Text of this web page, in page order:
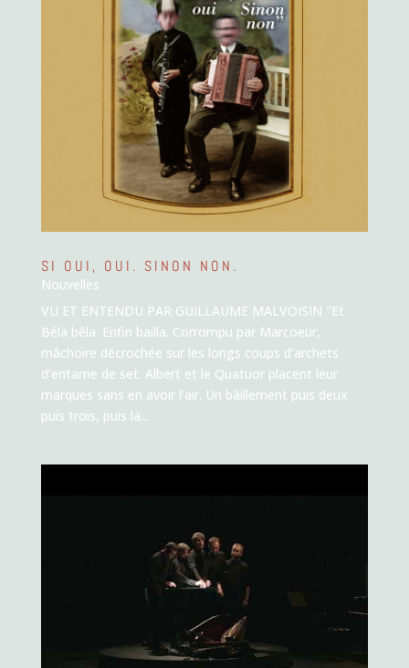
SI OUI, OUI. SINON NON.
Nouvelles
VU ET ENTENDU PAR GUILLAUME MALVOISIN "Et
Béla bêla. Enfin bailla. Corrompu par Marcoeur,
mâchoire décrochée sur les longs coups d’archets
d’entame de set. Albert et le Quatuor placent leur
marques sans en avoir l’air. Un bâillement puis deux
puis trois, puis la...